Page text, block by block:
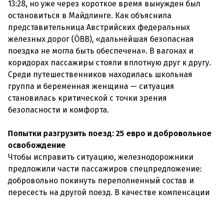
13:28, но уже через короткое время вынужден был
остановиться в Майдлинге. Как объяснила
представительница Австрийских федеральных
железных дорог (ÖBB), «дальнейшая безопасная
поездка не могла быть обеспечена». В вагонах и
коридорах пассажиры стояли вплотную друг к другу.
Среди путешественников находилась школьная
группа и беременная женщина — ситуация
становилась критической с точки зрения
безопасности и комфорта.
Попытки разгрузить поезд: 25 евро и добровольное
освобождение
Чтобы исправить ситуацию, железнодорожники
предложили части пассажиров спецпредложение:
добровольно покинуть переполненный состав и
пересесть на другой поезд. В качестве компенсации